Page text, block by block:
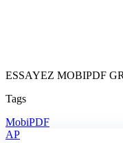
ESSAYEZ MOBIPDF
Tags
MobiPDF
AP